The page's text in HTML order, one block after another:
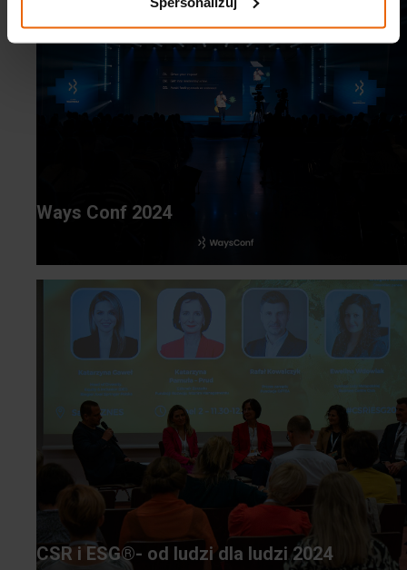
Ways Conf 2024
CSR i ESG®- od ludzi dla ludzi 2024